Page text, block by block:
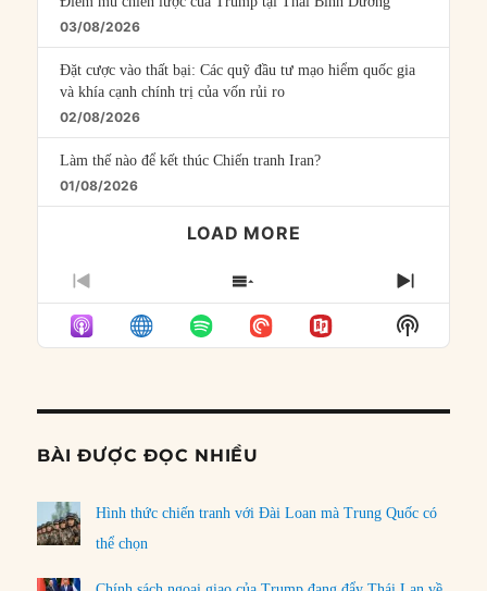
03/08/2026
Đặt cược vào thất bại: Các quỹ đầu tư mạo hiểm quốc gia
và khía cạnh chính trị của vốn rủi ro
02/08/2026
Làm thế nào để kết thúc Chiến tranh Iran?
01/08/2026
LOAD MORE
PREVIOUS
EPISODE
SHOW
EPISODES
LIST
NEXT
Show
Podcast
BÀI ĐƯỢC ĐỌC NHIỀU
Hình thức chiến tranh với Đài Loan mà Trung Quốc có
thể chọn